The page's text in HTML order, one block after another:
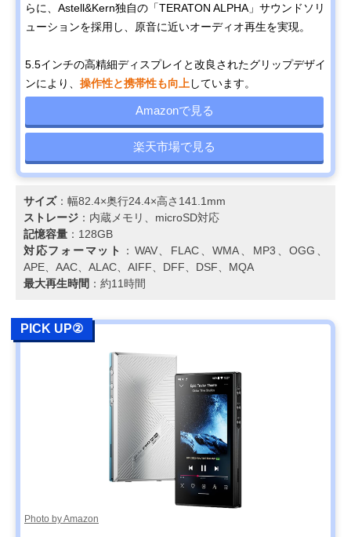
らに、Astell&Kern独自の「TERATON ALPHA」サウンドソリ
ューションを採用し、原音に近いオーディオ再生を実現。
​5.5インチの高精細ディスプレイと改良されたグリップデザイ
ンにより、 操作性と携帯性も向上 しています。​
Amazonで見る
楽天市場で見る
サイズ：​​幅82.4×奥行24.4×高さ141.1mm​
ストレージ ：​内蔵メモリ、microSD対応
記憶容量 ：​128GB
対応フォーマット
：​WAV、FLAC、WMA、MP3、OGG、
APE、AAC、ALAC、AIFF、DFF、DSF、MQA​
最大再生時間 ：​約11時間
PICK UP②
Photo by Amazon